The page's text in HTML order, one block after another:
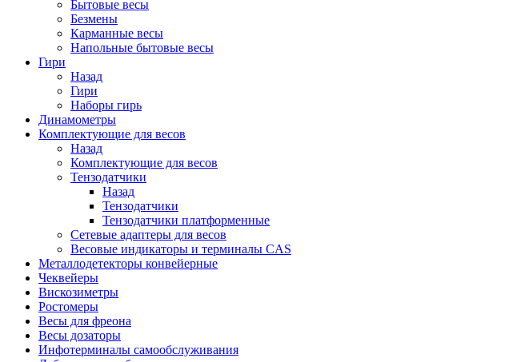
Бытовые весы
Безмены
Карманные весы
Напольные бытовые весы
Гири
Назад
Гири
Наборы гирь
Динамометры
Комплектующие для весов
Назад
Комплектующие для весов
Тензодатчики
Назад
Тензодатчики
Тензодатчики платформенные
Сетевые адаптеры для весов
Весовые индикаторы и терминалы CAS
Металлодетекторы конвейерные
Чеквейеры
Вискозиметры
Ростомеры
Весы для фреона
Весы дозаторы
Инфотерминалы самообслуживания